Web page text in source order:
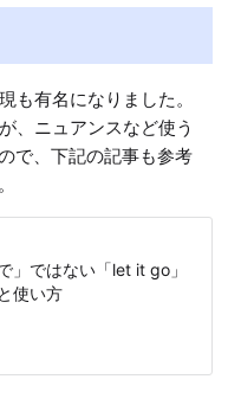
も有名になりました。
、ニュアンスなど使う
で、下記の記事も参考
」ではない「let it go」
使い方